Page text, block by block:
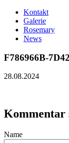
Kontakt
Galerie
Rosemary
News
F786966B-
28.08.2024
Kommentar
Name